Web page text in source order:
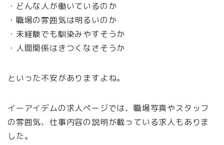
・どんな人が働いているのか
・職場の雰囲気は明るいのか
・未経験でも馴染みやすそうか
・人間関係はきつくなさそうか
といった不安がありますよね。
イーアイデムの求人ページでは、職場写真やスタッフ
の雰囲気、仕事内容の説明が載っている求人もありま
した。